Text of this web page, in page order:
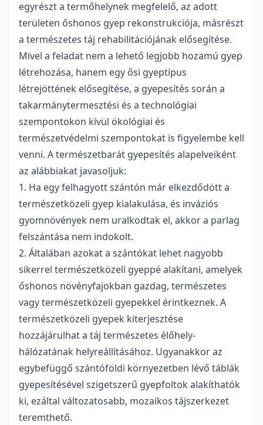
egyrészt a termőhelynek megfelelő, az adott
területen őshonos gyep rekonstrukciója, másrészt
a természetes táj rehabilitációjának elősegítése.
Mivel a feladat nem a lehető legjobb hozamú gyep
létrehozása, hanem egy ősi gyeptípus
létrejöttének elősegítése, a gyepesítés során a
takarmánytermesztési és a technológiai
szempontokon kívül ökológiai és
természetvédelmi szempontokat is figyelembe kell
venni. A természetbarát gyepesítés alapelveiként
az alábbiakat javasoljuk:
1. Ha egy felhagyott szántón már elkezdődött a
természetközeli gyep kialakulása, és inváziós
gyomnövények nem uralkodtak el, akkor a parlag
felszántása nem indokolt.
2. Általában azokat a szántókat lehet nagyobb
sikerrel természetközeli gyeppé alakítani, amelyek
őshonos növényfajokban gazdag, természetes
vagy természetközeli gyepekkel érintkeznek. A
természetközeli gyepek kiterjesztése
hozzájárulhat a táj természetes élőhely-
hálózatának helyreállításához. Ugyanakkor az
egybefüggő szántóföldi környezetben lévő táblák
gyepesítésével szigetszerű gyepfoltok alakíthatók
ki, ezáltal változatosabb, mozaikos tájszerkezet
teremthető.